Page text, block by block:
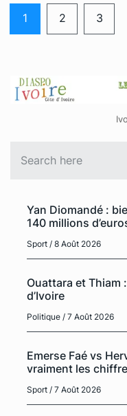
1 2 3
Yan Diomandé :
140 millions
Sport / 8 Août 2026
Ouattara et Thiam
d’Ivoire
Politique / 7 Août 2026
Emerse Faé vs
vraiment les
Sport / 7 Août 2026